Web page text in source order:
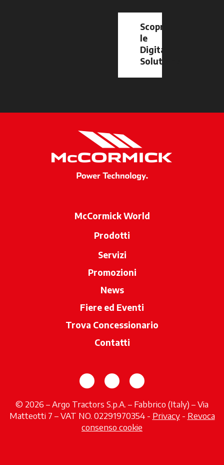
Scopri
le
Digital
Solutions
McCormick World
Prodotti
Servizi
Promozioni
News
Fiere ed Eventi
Trova Concessionario
Contatti
si apre in una nuova scheda
si apre in una nuova
si apre in una
© 2026 – Argo Tractors S.p.A. – Fabbrico (Italy) – Via
Matteotti 7 – VAT NO. 02291970354 - Privacysi apre in
- Revoca
consenso cookie